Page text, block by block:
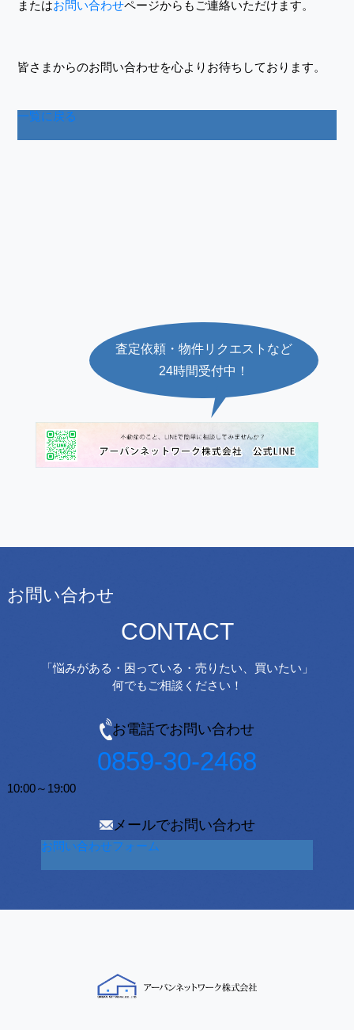
またはお問い合わせページからもご連絡いただけます。
皆さまからのお問い合わせを心よりお待ちしております。
一覧に戻る
査定依頼・物件リクエストなど
24時間受付中！
お問い合わせ
CONTACT
「悩みがある・困っている・売りたい、買いたい」
何でもご相談ください！
お電話でお問い合わせ
0859-30-2468
10:00～19:00
メールでお問い合わせ
お問い合わせフォーム